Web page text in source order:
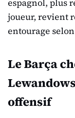
espagnol, plus
joueur, revient
entourage
Le Barça
offensif